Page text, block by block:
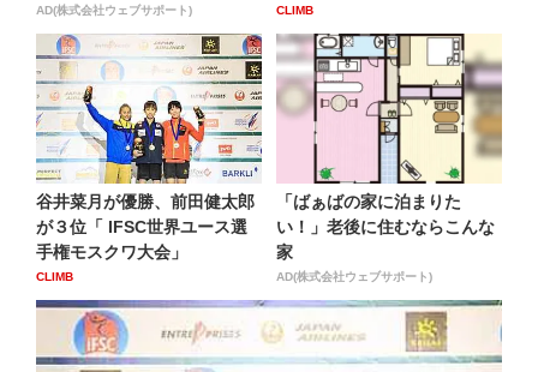
AD(株式会社ウェブサポート) CLIMB
谷井菜月が優勝、前田健太郎
が３位「 IFSC世界ユース選
手権モスクワ大会」
CLIMB
「ばぁばの家に泊まりた
い！」老後に住むならこんな
家
AD(株式会社ウェブサポート)